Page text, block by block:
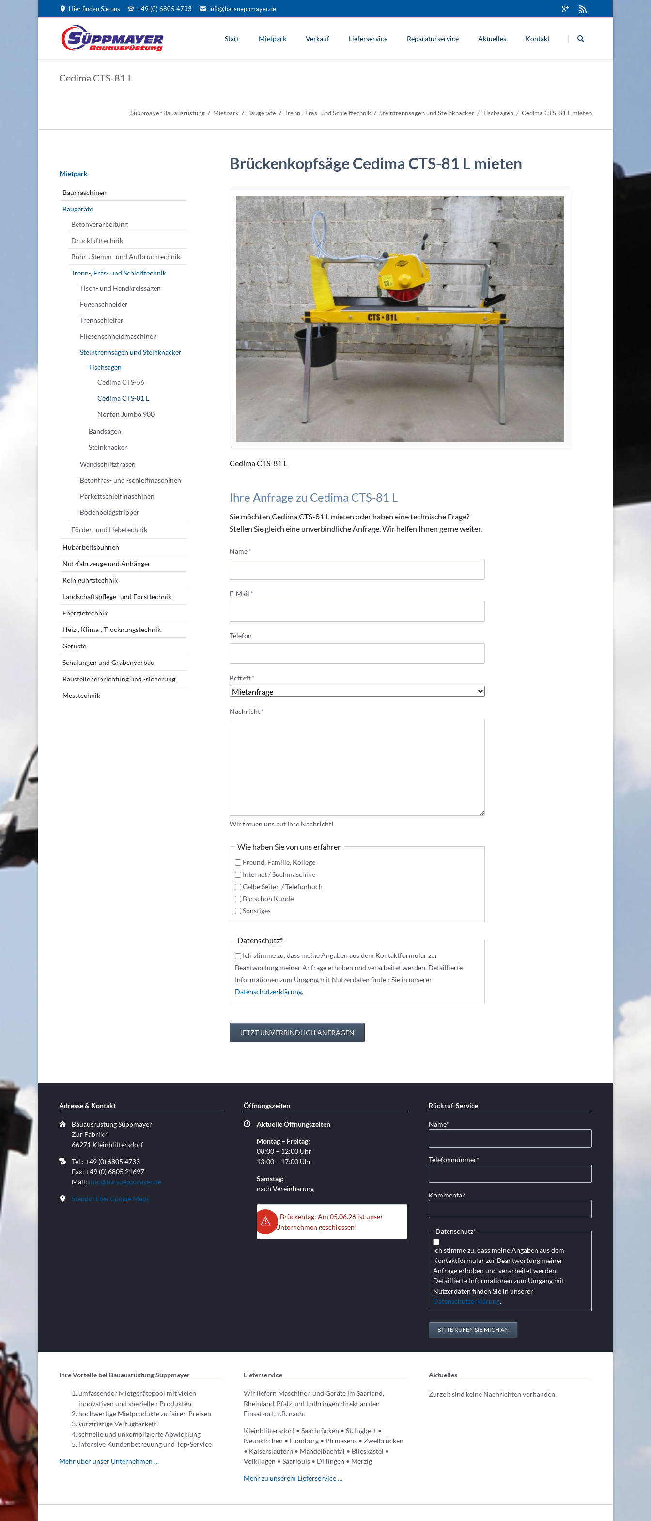
Hier finden Sie uns +49 (0) 6805 4733 info@ba-sueppmayer.de
überspringen
Start Mietpark
Drucklufttechnik
Fugenschneider
Fliesenschneidmaschinen
Steintrennsägen und Steinknacker
Tischsägen
Cedima CTS-56
Cedima CTS-81 L
Norton Jumbo 900
Bandsägen
Steinknacker
Wandschlitzfräsen
Betonfräs- und -schleifmaschinen
Parkettschleifmaschinen
Bodenbelagstripper
Förder- und Hebetechnik
Verkauf Lieferservice Reparaturservice Aktuelles Kontakt
Cedima CTS-81 L
Süppmayer Bauausrüstung Mietpark Baugeräte Trenn-, Fräs- und Schleiftechnik Steintrennsägen und Steinknacker Tischsägen Cedima CTS-81 L mieten
Brückenkopfsäge Cedima CTS-81 L mieten
Cedima CTS-81 L
Ihre Anfrage zu Cedima CTS-81 L
Sie möchten Cedima CTS-81 L mieten oder haben eine technische Frage?
Stellen Sie gleich eine unverbindliche Anfrage. Wir helfen Ihnen gerne weiter.
Pflichtfeld
Name*
Pflichtfeld
E-Mail *
Telefon
Pflichtfeld
Betreff*
Pflichtfeld
Nachricht*
Wir freuen uns auf Ihre Nachricht!
Wie haben Sie von uns erfahren
Freund, Familie, Kollege
Internet / Suchmaschine
Gelbe Seiten / Telefonbuch
Bin schon Kunde
Sonstiges
Pflichtfeld
Datenschutz*
Ich stimme zu, dass meine Angaben aus dem Kontaktformular zur
Beantwortung meiner Anfrage erhoben und verarbeitet werden. Detaillierte
Informationen zum Umgang mit Nutzerdaten finden Sie in unserer
Datenschutzerklärung.
JETZT UNVERBINDLICH ANFRAGEN
überspringen
Mietpark
Baumaschinen
Baugeräte
Betonverarbeitung
Drucklufttechnik
Bohr-, Stemm- und Aufbruchtechnik
Trenn-, Fräs- und Schleiftechnik
Tisch- und Handkreissägen
Fugenschneider
Trennschleifer
Fliesenschneidmaschinen
Steintrennsägen und Steinknacker
Tischsägen
Cedima CTS-56
Cedima CTS-81 L
Norton Jumbo 900
Bandsägen
Steinknacker
Wandschlitzfräsen
Betonfräs- und -schleifmaschinen
Parkettschleifmaschinen
Bodenbelagstripper
Förder- und Hebetechnik
Hubarbeitsbühnen
Nutzfahrzeuge und Anhänger
Reinigungstechnik
Landschaftspflege- und Forsttechnik
Energietechnik
Heiz-, Klima-, Trocknungstechnik
Gerüste
Schalungen und Grabenverbau
Baustelleneinrichtung und -sicherung
Messtechnik
Adresse & Kontakt
Bauausrüstung Süppmayer
Zur Fabrik 4
66271 Kleinblittersdorf
Tel.: +49 (0) 6805 4733
Fax: +49 (0) 6805 21697
Mail: info@ba-sueppmayer.de
Standort bei Google Maps
Öffnungszeiten
Aktuelle Öffnungszeiten
Montag – Freitag:
08:00 – 12:00 Uhr
13:00 – 17:00 Uhr
Samstag:
nach Vereinbarung
Brückentag: Am 05.06.26 ist unser
Unternehmen geschlossen!
Rückruf-Service
Pflichtfeld
Name*
Pflichtfeld
Telefonnummer*
Kommentar
Pflichtfeld
Datenschutz*
Ich stimme zu, dass meine Angaben aus dem
Kontaktformular zur Beantwortung meiner
Anfrage erhoben und verarbeitet werden.
Detaillierte Informationen zum Umgang mit
Nutzerdaten finden Sie in unserer
Datenschutzerklärung.
BITTE RUFEN SIE MICH AN
Ihre Vorteile bei Bauausrüstung Süppmayer
umfassender Mietgerätepool mit vielen
innovativen und speziellen Produkten
hochwertige Mietprodukte zu fairen Preisen
kurzfristige Verfügbarkeit
schnelle und unkomplizierte Abwicklung
intensive Kundenbetreuung und Top-Service
Mehr über unser Unternehmen …
Lieferservice
Wir liefern Maschinen und Geräte im Saarland,
Rheinland-Pfalz und Lothringen direkt an den
Einsatzort, z.B. nach:
Kleinblittersdorf • Saarbrücken • St. Ingbert •
Neunkirchen • Homburg • Pirmasens • Zweibrücken
• Kaiserslautern • Mandelbachtal • Blieskastel •
Völklingen • Saarlouis • Dillingen • Merzig
Mehr zu unserem Lieferservice …
Aktuelles
Zurzeit sind keine Nachrichten vorhanden.